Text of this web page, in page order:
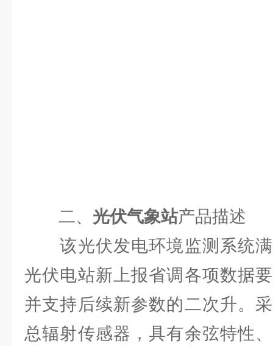
二、 光伏气象站产品描述
该光伏发电环境监测系统满
光伏电站新上报省调各项数据
并支持后续新参数的二次升。
总辐射传感器，具有余弦特性